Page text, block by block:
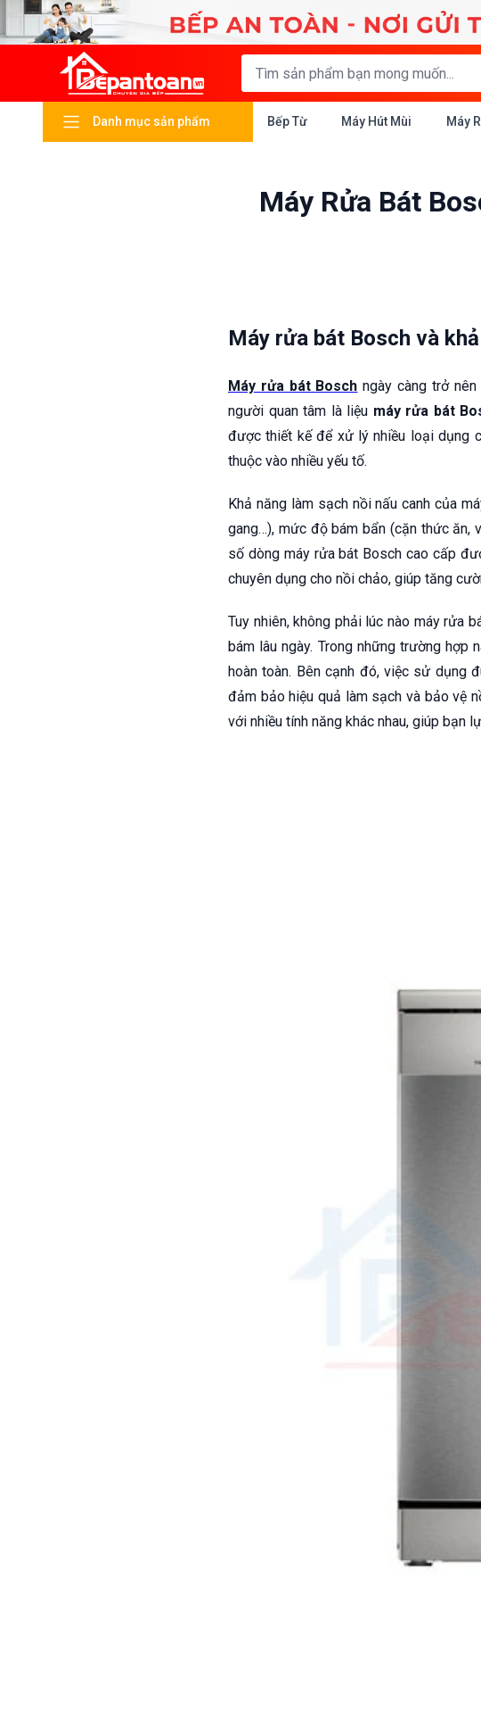
Danh mục sản phẩm Bếp Từ Máy Hút Mùi Máy
Máy Rửa Bát
Máy rửa bát Bosch và
Máy rửa bát Bosch ngày càng trở
người quan tâm là liệu máy rửa bát
được thiết kế để xử lý nhiều loại dụng
thuộc vào nhiều yếu tố.
Khả năng làm sạch nồi nấu canh của
gang…), mức độ bám bẩn (cặn thức ăn,
số dòng máy rửa bát Bosch cao cấp
chuyên dụng cho nồi chảo, giúp tăng
Tuy nhiên, không phải lúc nào máy rửa
bám lâu ngày. Trong những trường
hoàn toàn. Bên cạnh đó, việc sử dụng
đảm bảo hiệu quả làm sạch và bảo vệ
với nhiều tính năng khác nhau, giúp bạn